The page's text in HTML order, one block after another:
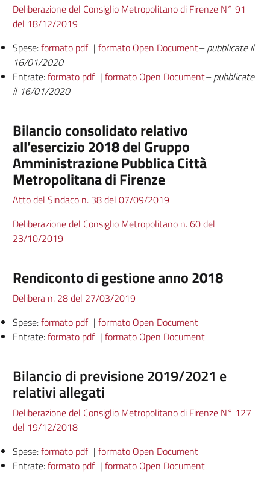
Deliberazione del Consiglio Metropolitano di Firenze N° 91
del 18/12/2019
Spese:formato pdf | formato Open Document– pubblicate il
16/01/2020
Entrate:formato pdf | formato Open Document– pubblicate
il 16/01/2020
Bilancio consolidato relativo
all’esercizio 2018 del Gruppo
Amministrazione Pubblica Città
Metropolitana di Firenze
Atto del Sindaco n. 38 del 07/09/2019
Deliberazione del Consiglio Metropolitano n. 60 del
23/10/2019
Rendiconto di gestione anno 2018
Delibera n. 28 del 27/03/2019
Spese:formato pdf | formato Open Document
Entrate:formato pdf | formato Open Document
Bilancio di previsione 2019/2021 e
relativi allegati
Deliberazione del Consiglio Metropolitano di Firenze N° 127
del 19/12/2018
Spese:formato pdf | formato Open Document
Entrate:formato pdf | formato Open Document